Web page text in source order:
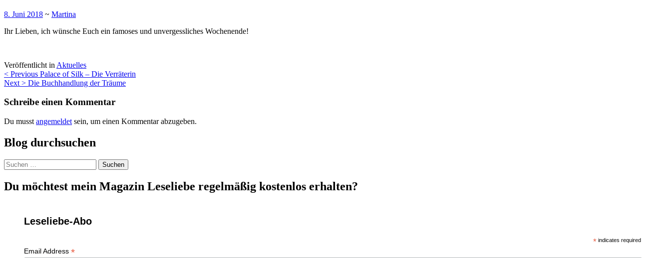
8. Juni 2018 ~ Martina
Ihr Lieben, ich wünsche Euch ein famoses und unvergessliches Wochenende!
Veröffentlicht in Aktuelles
Beitragsnavigation
< Previous Palace of Silk – Die Verräterin
Next > Die Buchhandlung der Träume
Schreibe einen Kommentar
Du musst angemeldet sein, um einen Kommentar abzugeben.
Blog durchsuchen
Suchen
nach:
Du möchtest mein Magazin Leseliebe regelmäßig kostenlos erhalten?
Leseliebe-Abo
* indicates required
Email Address *